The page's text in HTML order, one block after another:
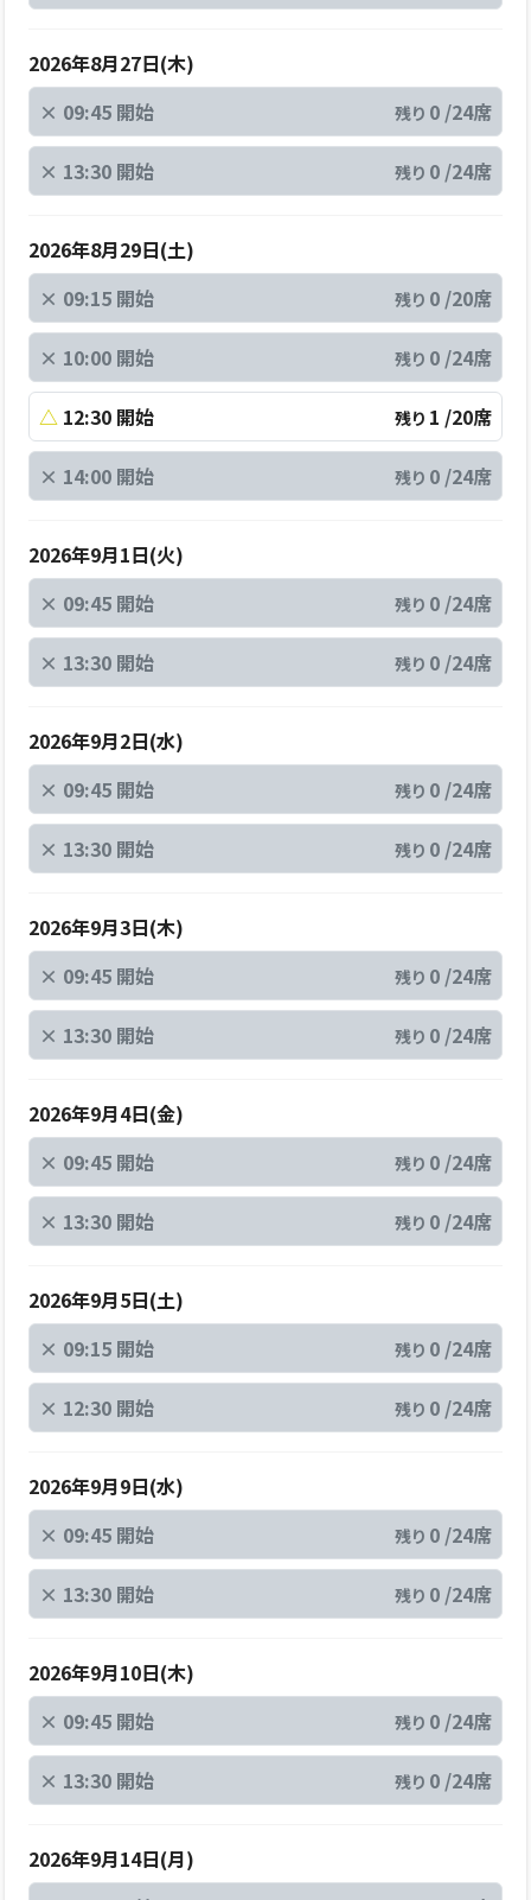
2026年8月27日(木)
× 09:45 開始 残り0 /24席
× 13:30 開始 残り0 /24席
2026年8月29日(土)
× 09:15 開始 残り0 /20席
× 10:00 開始 残り0 /24席
△ 12:30 開始 残り1 /20席
× 14:00 開始 残り0 /24席
2026年9月1日(火)
× 09:45 開始 残り0 /24席
× 13:30 開始 残り0 /24席
2026年9月2日(水)
× 09:45 開始 残り0 /24席
× 13:30 開始 残り0 /24席
2026年9月3日(木)
× 09:45 開始 残り0 /24席
× 13:30 開始 残り0 /24席
2026年9月4日(金)
× 09:45 開始 残り0 /24席
× 13:30 開始 残り0 /24席
2026年9月5日(土)
× 09:15 開始 残り0 /24席
× 12:30 開始 残り0 /24席
2026年9月9日(水)
× 09:45 開始 残り0 /24席
× 13:30 開始 残り0 /24席
2026年9月10日(木)
× 09:45 開始 残り0 /24席
× 13:30 開始 残り0 /24席
2026年9月14日(月)